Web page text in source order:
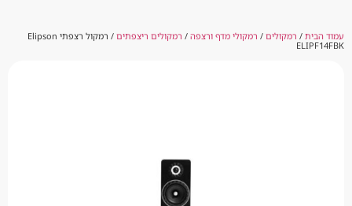
/רמקולי מדף ורצפה/רמקולים ריצפתים / רמקול רצפתי Elipson